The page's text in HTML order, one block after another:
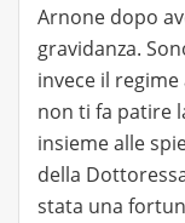
Arnone dopo
gravidanza.
invece il
non ti fa patire
insieme alle
della
stata una